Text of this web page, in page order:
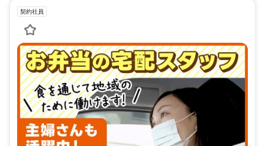
契約社員